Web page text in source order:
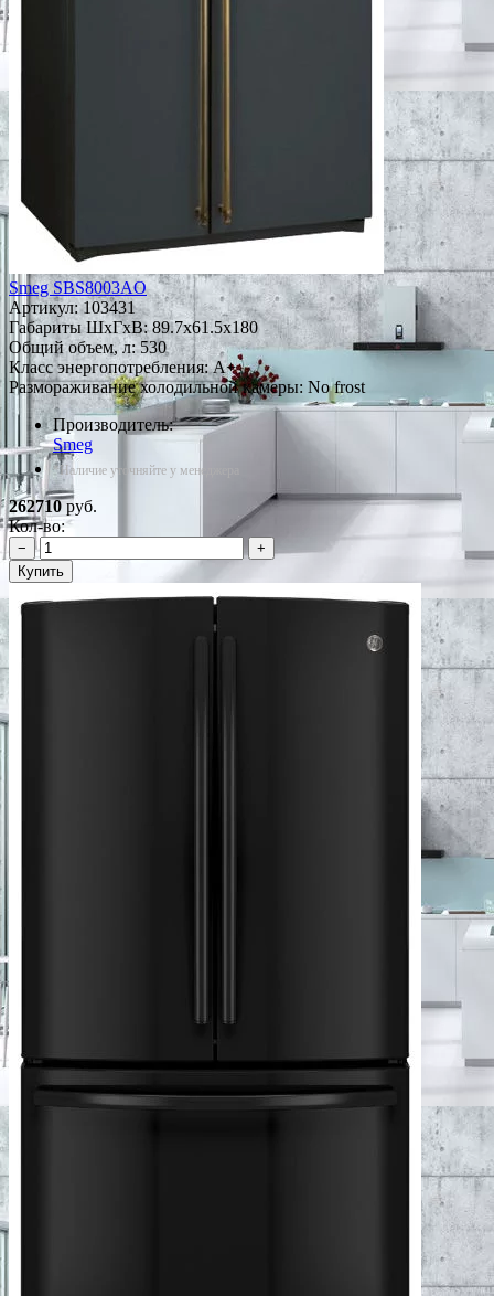
Smeg SBS8003AO
Артикул:103431
Габариты ШxГxВ: 89.7x61.5x180
Общий объем, л: 530
Класс энергопотребления: A+
Размораживание холодильной камеры: No frost
Производитель:
Smeg
*Наличие уточняйте у менеджера
262710руб.
Кол-во:
−
+
Купить